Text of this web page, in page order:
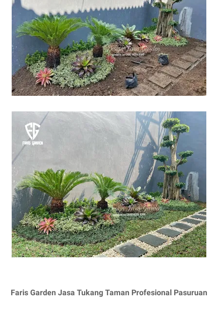
Faris Garden Jasa Tukang Taman Profesional Pasuruan